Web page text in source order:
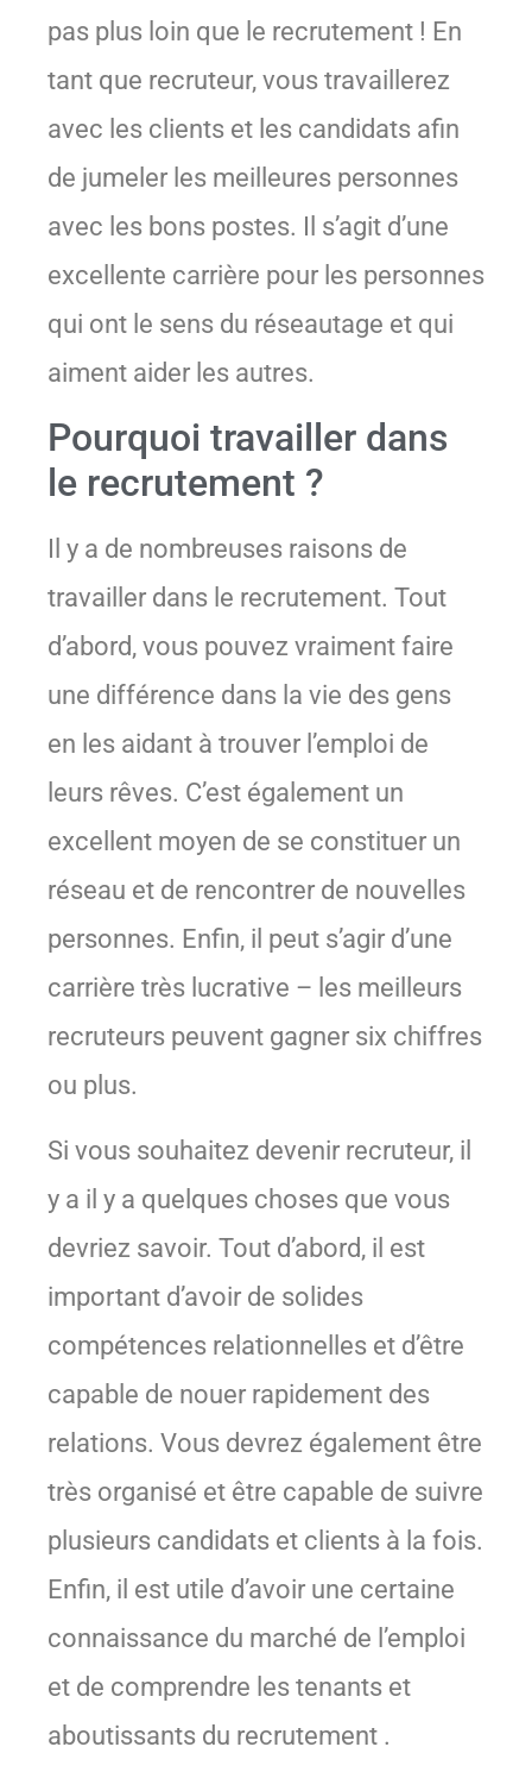
pas plus loin que le recrutement ! En
tant que recruteur, vous travaillerez
avec les clients et les candidats afin
de jumeler les meilleures personnes
avec les bons postes. Il s’agit d’une
excellente carrière pour les personnes
qui ont le sens du réseautage et qui
aiment aider les autres.
Pourquoi travailler dans
le recrutement ?
Il y a de nombreuses raisons de
travailler dans le recrutement. Tout
d’abord, vous pouvez vraiment faire
une différence dans la vie des gens
en les aidant à trouver l’emploi de
leurs rêves. C’est également un
excellent moyen de se constituer un
réseau et de rencontrer de nouvelles
personnes. Enfin, il peut s’agir d’une
carrière très lucrative – les meilleurs
recruteurs peuvent gagner six chiffres
ou plus.
Si vous souhaitez devenir recruteur, il
y a il y a quelques choses que vous
devriez savoir. Tout d’abord, il est
important d’avoir de solides
compétences relationnelles et d’être
capable de nouer rapidement des
relations. Vous devrez également être
très organisé et être capable de suivre
plusieurs candidats et clients à la fois.
Enfin, il est utile d’avoir une certaine
connaissance du marché de l’emploi
et de comprendre les tenants et
aboutissants du recrutement .